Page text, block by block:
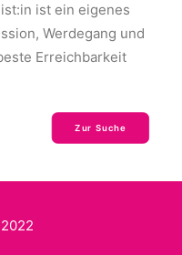
ist ein eigenes
Werdegang und
Erreichbarkeit
Zur Suche